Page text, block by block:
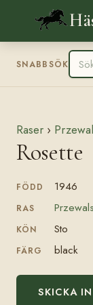
SNABBSÖK
Raser ›
Rosette
FÖDD 1946
RAS
KÖN Sto
FÄRG black
SKICKA